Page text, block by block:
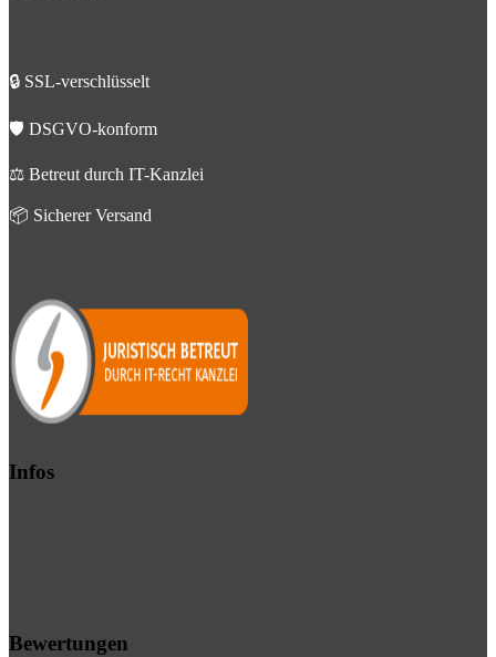
🔒 SSL-verschlüsselt
🛡️ DSGVO-konform
⚖️ Betreut durch IT-Kanzlei
📦 Sicherer Versand
Infos
Bewertungen